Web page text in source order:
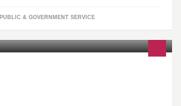
PUBLIC & GOVERNMENT SERVICE